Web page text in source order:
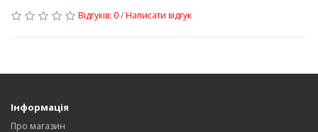
Відгуків: 0/Написати відгук
Інформація
Про магазин